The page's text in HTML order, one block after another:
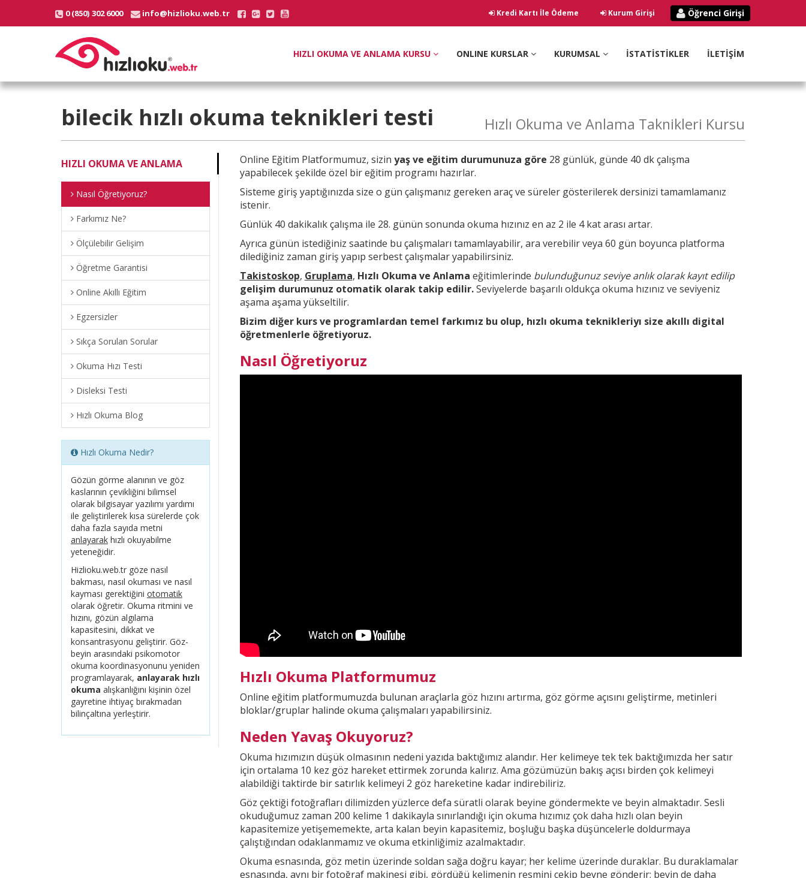
0 (850) 302 6000 info@hizlioku.web.tr Kredi Kartı İle Ödeme Kurum Girişi Öğrenci Girişi
HIZLI OKUMA VE ANLAMA KURSU ONLINE KURSLAR KURUMSAL İSTATİSTİKLER İLETİŞİM
bilecik hızlı okuma teknikleri testi Hızlı Okuma ve Anlama Taknikleri Kursu
HIZLI OKUMA VE ANLAMA
Nasıl Öğretiyoruz?
Farkımız Ne?
Ölçülebilir Gelişim
Öğretme Garantisi
Online Akıllı Eğitim
Egzersizler
Sıkça Sorulan Sorular
Okuma Hızı Testi
Disleksi Testi
Hızlı Okuma Blog
Hızlı Okuma Nedir?
Gözün görme alanının ve göz
kaslarının çevikliğini bilimsel
olarak bilgisayar yazılımı yardımı
ile geliştirilerek kısa sürelerde çok
daha fazla sayıda metni
anlayarak hızlı okuyabilme
yeteneğidir.
Hizlioku.web.tr göze nasıl
bakması, nasıl okuması ve nasıl
kayması gerektiğini otomatik
olarak öğretir. Okuma ritmini ve
hızını, gözün algılama
kapasitesini, dikkat ve
konsantrasyonu geliştirir. Göz-
beyin arasındaki psikomotor
okuma koordinasyonunu yeniden
programlayarak, anlayarak hızlı
okuma alışkanlığını kişinin özel
gayretine ihtiyaç bırakmadan
bilinçaltına yerleştirir.
Online Eğitim Platformumuz, sizin yaş ve eğitim durumunuza göre 28 günlük, günde 40 dk çalışma
yapabilecek şekilde özel bir eğitim programı hazırlar.
Sisteme giriş yaptığınızda size o gün çalışmanız gereken araç ve süreler gösterilerek dersinizi tamamlamanız
istenir.
Günlük 40 dakikalık çalışma ile 28. günün sonunda okuma hızınız en az 2 ile 4 kat arası artar.
Ayrıca günün istediğiniz saatinde bu çalışmaları tamamlayabilir, ara verebilir veya 60 gün boyunca platforma
dilediğiniz zaman giriş yapıp serbest çalışmalar yapabilirsiniz.
Takistoskop, Gruplama, Hızlı Okuma ve Anlama eğitimlerinde bulunduğunuz seviye anlık olarak kayıt edilip
gelişim durumunuz otomatik olarak takip edilir.Seviyelerde başarılı oldukça okuma hızınız ve seviyeniz
aşama aşama yükseltilir.
Bizim diğer kurs ve programlardan temel farkımız bu olup, hızlı okuma teknikleriyı size akıllı digital
öğretmenlerle öğretiyoruz.
Nasıl Öğretiyoruz
Hızlı Okuma Platformumuz
Online eğitim platformumuzda bulunan araçlarla göz hızını artırma, göz görme açısını geliştirme, metinleri
bloklar/gruplar halinde okuma çalışmaları yapabilirsiniz.
Neden Yavaş Okuyoruz?
Okuma hızımızın düşük olmasının nedeni yazıda baktığımız alandır. Her kelimeye tek tek baktığımızda her satır
için ortalama 10 kez göz hareket ettirmek zorunda kalırız. Ama gözümüzün bakış açısı birden çok kelimeyi
alabildiği taktirde birsatırlık kelimeyi 2 göz hareketine kadar indirebiliriz.
Göz çektiği fotoğrafları dilimizden yüzlerce defa süratli olarak beyine göndermekte ve beyin almaktadır. Sesli
okuduğumuz zaman 200 kelime 1 dakikayla sınırlandığı için okuma hızımız çok daha hızlı olan beyin
kapasitemize yetişememekte, arta kalan beyin kapasitemiz, boşluğu başka düşüncelerle doldurmaya
çalıştığından odaklanmamız ve okuma etkinliğimiz azalmaktadır.
Okuma esnasında, göz metin üzerinde soldan sağa doğru kayar; her kelime üzerinde duraklar. Bu duraklamalar
esnasında, aynı bir fotoğraf makinesi gibi, gördüğü kelimenin resmini çekip beyne gönderir; beyin de daha